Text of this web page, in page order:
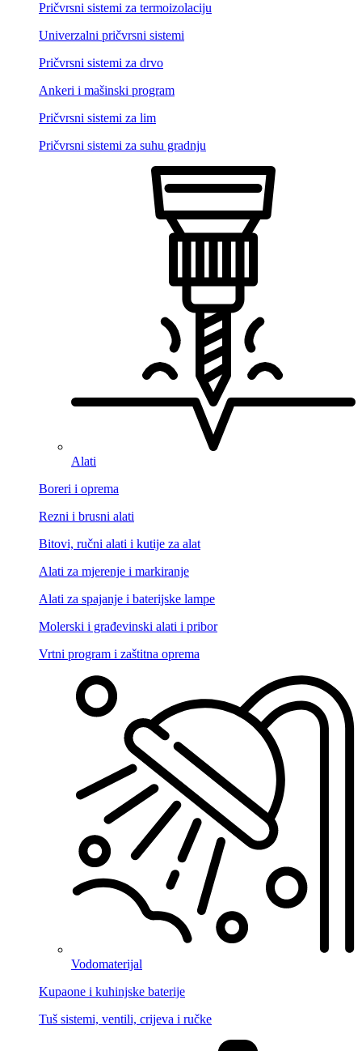
Pričvrsni sistemi za termoizolaciju
Univerzalni pričvrsni sistemi
Pričvrsni sistemi za drvo
Ankeri i mašinski program
Pričvrsni sistemi za lim
Pričvrsni sistemi za suhu gradnju
Alati
Boreri i oprema
Rezni i brusni alati
Bitovi, ručni alati i kutije za alat
Alati za mjerenje i markiranje
Alati za spajanje i baterijske lampe
Molerski i građevinski alati i pribor
Vrtni program i zaštitna oprema
Vodomaterijal
Kupaone i kuhinjske baterije
Tuš sistemi, ventili, crijeva i ručke